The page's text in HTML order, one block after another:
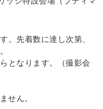
。先着数に達し次第、
となります。（撮影会
せん。